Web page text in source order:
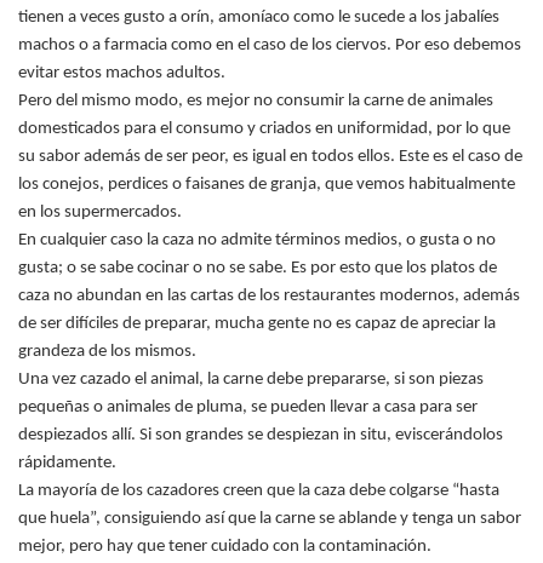
tienen a veces gusto a orín, amoníaco como le sucede a los jabalíes
machos o a farmacia como en el caso de los ciervos. Por eso debemos
evitar estos machos adultos.
Pero del mismo modo, es mejor no consumir la carne de animales
domesticados para el consumo y criados en uniformidad, por lo que
su sabor además de ser peor, es igual en todos ellos. Este es el caso de
los conejos, perdices o faisanes de granja, que vemos habitualmente
en los supermercados.
En cualquier caso la caza no admite términos medios, o gusta o no
gusta; o se sabe cocinar o no se sabe. Es por esto que los platos de
caza no abundan en las cartas de los restaurantes modernos, además
de ser difíciles de preparar, mucha gente no es capaz de apreciar la
grandeza de los mismos.
Una vez cazado el animal, la carne debe prepararse, si son piezas
pequeñas o animales de pluma, se pueden llevar a casa para ser
despiezados allí. Si son grandes se despiezan in situ, eviscerándolos
rápidamente.
La mayoría de los cazadores creen que la caza debe colgarse “hasta
que huela”, consiguiendo así que la carne se ablande y tenga un sabor
mejor, pero hay que tener cuidado con la contaminación.